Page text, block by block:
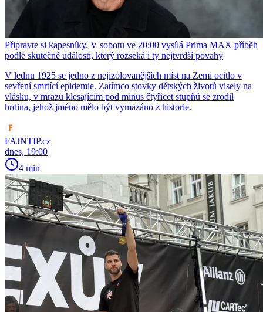
Připravte si kapesníky. V sobotu ve 20:00 vysílá Prima MAX příběh
podle skutečné události, který rozseká i ty nejtvrdší povahy
V lednu 1925 se jedno z nejizolovanějších míst na Zemi ocitlo v
sevření smrtící epidemie. Zatímco stovky dětských životů visely na
vlásku, v mrazu klesajícím pod minus čtyřicet stupňů se zrodil
hrdina, jehož jméno mělo být vymazáno z historie.
FAJNTIP.cz
dnes, 19:00
4 min